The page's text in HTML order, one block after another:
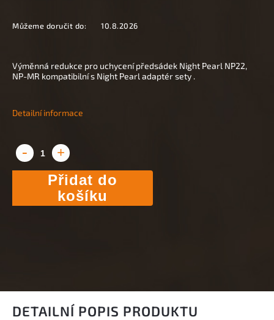
Můžeme doručit do: 10.8.2026
Přidat do
košíku
Výměnná redukce pro uchycení předsádek Night Pearl NP22,
NP-MR kompatibilní s Night Pearl adaptér sety .
Detailní informace
DETAILNÍ POPIS PRODUKTU